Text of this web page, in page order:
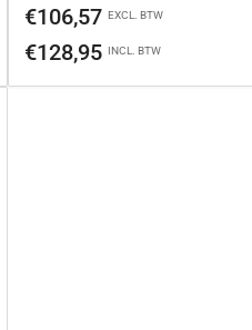
Normale
€106,57EXCL. BTW
€128,95 INCL. BTW